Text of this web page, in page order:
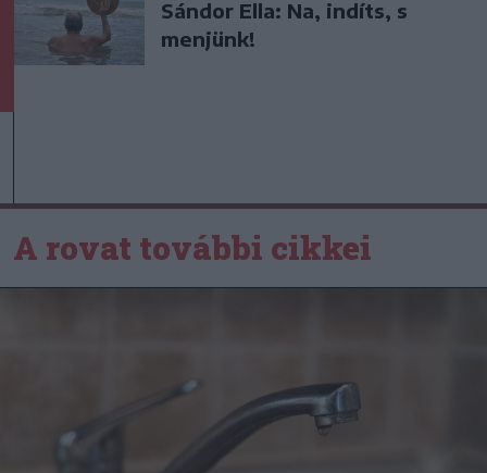
Sándor Ella: Na, indíts, s
menjünk!
A rovat további cikkei